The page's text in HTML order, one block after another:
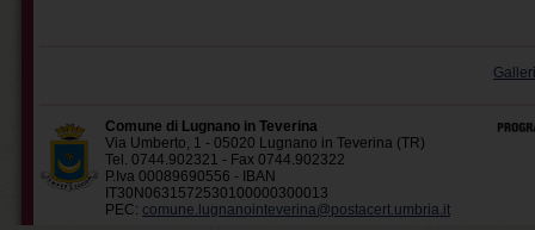
Comune di Lugnano in Teverina
Via Umberto, 1 - 05020 Lugnano in Teverina (TR)
Tel. 0744.902321 - Fax 0744.902322
P.Iva 00089690556 - IBAN
IT30N0631572530100000300013
PEC: comune.lugnanointeverina@postacert.umbria.it